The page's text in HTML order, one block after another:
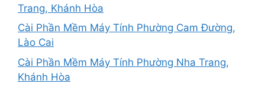
Trang, Khánh Hòa
Cài Phần Mềm Máy Tính Phường Cam Đường,
Lào Cai
Cài Phần Mềm Máy Tính Phường Nha Trang,
Khánh Hòa